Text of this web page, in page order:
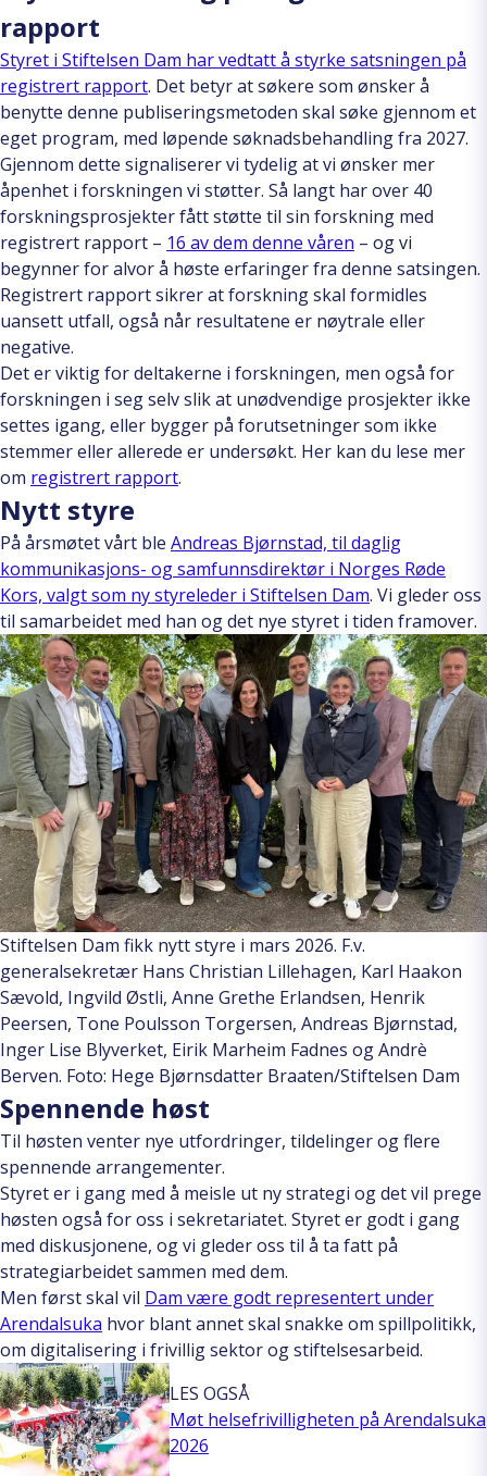
rapport
Styret i Stiftelsen Dam har vedtatt å styrke satsningen på
registrert rapport. Det betyr at søkere som ønsker å
benytte denne publiseringsmetoden skal søke gjennom et
eget program, med løpende søknadsbehandling fra 2027.
Gjennom dette signaliserer vi tydelig at vi ønsker mer
åpenhet i forskningen vi støtter. Så langt har over 40
forskningsprosjekter fått støtte til sin forskning med
registrert rapport – 16 av dem denne våren – og vi
begynner for alvor å høste erfaringer fra denne satsingen.
Registrert rapport sikrer at forskning skal formidles
uansett utfall, også når resultatene er nøytrale eller
negative.
Det er viktig for deltakerne i forskningen, men også for
forskningen i seg selv slik at unødvendige prosjekter ikke
settes igang, eller bygger på forutsetninger som ikke
stemmer eller allerede er undersøkt. Her kan du lese mer
om registrert rapport.
Nytt styre
På årsmøtet vårt ble Andreas Bjørnstad, til daglig
kommunikasjons- og samfunnsdirektør i Norges Røde
Kors, valgt som ny styreleder i Stiftelsen Dam. Vi gleder oss
til samarbeidet med han og det nye styret i tiden framover.
Stiftelsen Dam fikk nytt styre i mars 2026. F.v.
generalsekretær Hans Christian Lillehagen, Karl Haakon
Sævold, Ingvild Østli, Anne Grethe Erlandsen, Henrik
Peersen, Tone Poulsson Torgersen, Andreas Bjørnstad,
Inger Lise Blyverket, Eirik Marheim Fadnes og Andrè
Berven. Foto: Hege Bjørnsdatter Braaten/Stiftelsen Dam
Spennende høst
Til høsten venter nye utfordringer, tildelinger og flere
spennende arrangementer.
Styret er i gang med å meisle ut ny strategi og det vil prege
høsten også for oss i sekretariatet. Styret er godt i gang
med diskusjonene, og vi gleder oss til å ta fatt på
strategiarbeidet sammen med dem.
Men først skal vil Dam være godt representert under
Arendalsuka hvor blant annet skal snakke om spillpolitikk,
om digitalisering i frivillig sektor og stiftelsesarbeid.
LES OGSÅ
Møt helsefrivilligheten på Arendalsuka
2026